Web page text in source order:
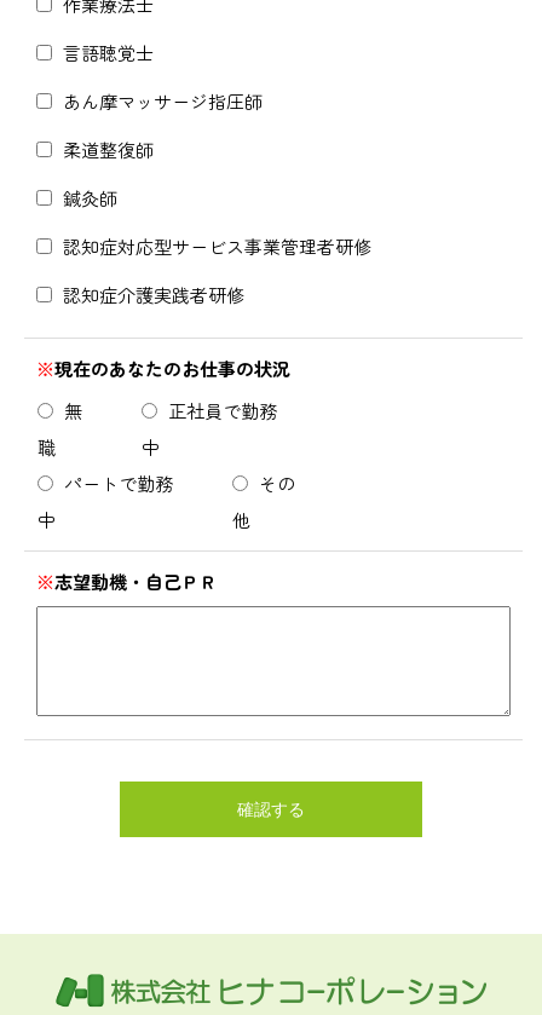
言語聴覚士
あん摩マッサージ指圧師
柔道整復師
鍼灸師
認知症対応型サービス事業管理者研修
認知症介護実践者研修
※現在のあなたのお仕事の状況
無
職
正社員で勤務
中
パートで勤務
中
その
他
※志望動機・自己ＰＲ